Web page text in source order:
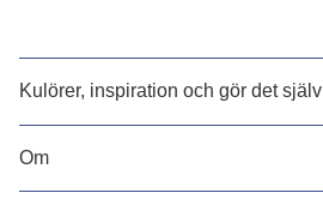
Kulörer, inspiration och gör det själv
Om